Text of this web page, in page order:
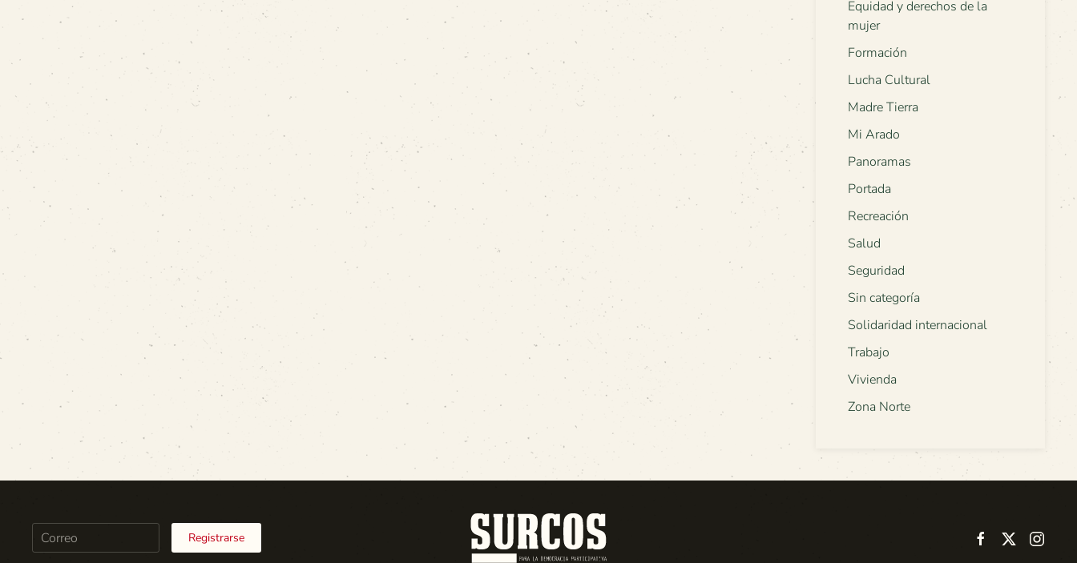
Equidad y derechos de la
mujer
Formación
Lucha Cultural
Madre Tierra
Mi Arado
Panoramas
Portada
Recreación
Salud
Seguridad
Sin categoría
Solidaridad internacional
Trabajo
Vivienda
Zona Norte
Registrarse